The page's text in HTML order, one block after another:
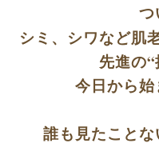
つ
シミ、シワなど肌
先進の
今日から
誰も見たこと